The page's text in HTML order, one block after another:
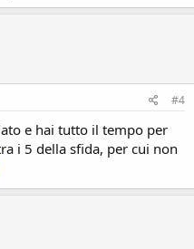
#4
e hai tutto il tempo per
i 5 della sfida, per cui non